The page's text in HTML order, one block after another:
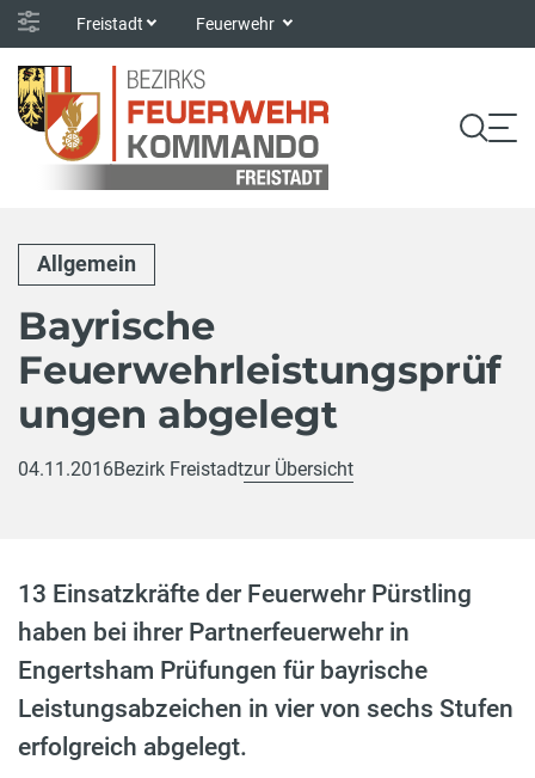
Freistadt Feuerwehr
Allgemein
Bayrische
Feuerwehrleistungsprüf
ungen abgelegt
04.11.2016Bezirk Freistadtzur Übersicht
13 Einsatzkräfte der Feuerwehr Pürstling
haben bei ihrer Partnerfeuerwehr in
Engertsham Prüfungen für bayrische
Leistungsabzeichen in vier von sechs Stufen
erfolgreich abgelegt.